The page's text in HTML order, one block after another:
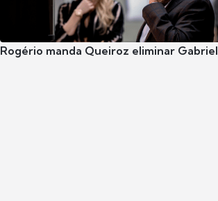
Rogério manda Queiroz eliminar Gabriel